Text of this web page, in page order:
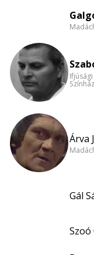
Árva
Gál
Szoó